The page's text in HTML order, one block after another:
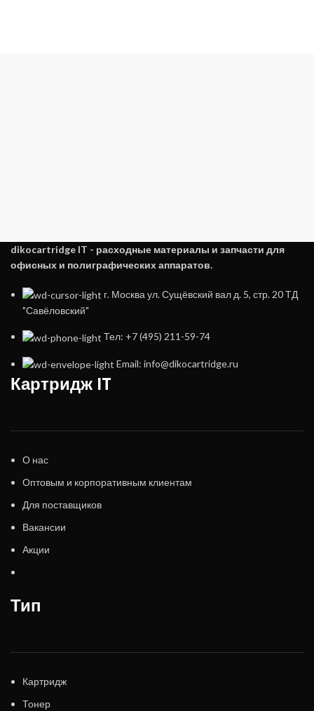
dikocartridge IT - расходные материалы и запчасти для
офисных и полиграфических аппаратов.
г. Москва ул. Сущёвский вал д. 5, стр. 20 ТД
"Савёловский"
Тел: +7 (495) 211-59-74
Email: info@dikocartridge.ru
Картридж IT
О нас
Оптовым и корпоративным клиентам
Для поставщиков
Вакансии
Акции
Тип
Картридж
Тонер